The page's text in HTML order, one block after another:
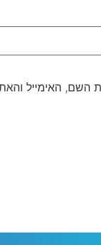
השם, האימייל